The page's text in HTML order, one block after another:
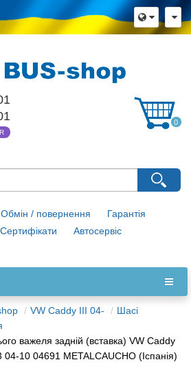
0
Обмін / повернення
Гарантія
Сертифікати
Автосервіс
VW Caddy III 04-
Шасі
важеля задній (вставка) VW Caddy
04-10 04691 METALCAUCHO (Іспанія)